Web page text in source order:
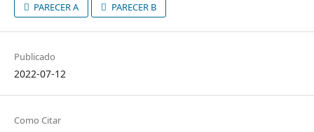
PARECER A
PARECER B
Publicado
2022-07-12
Como Citar